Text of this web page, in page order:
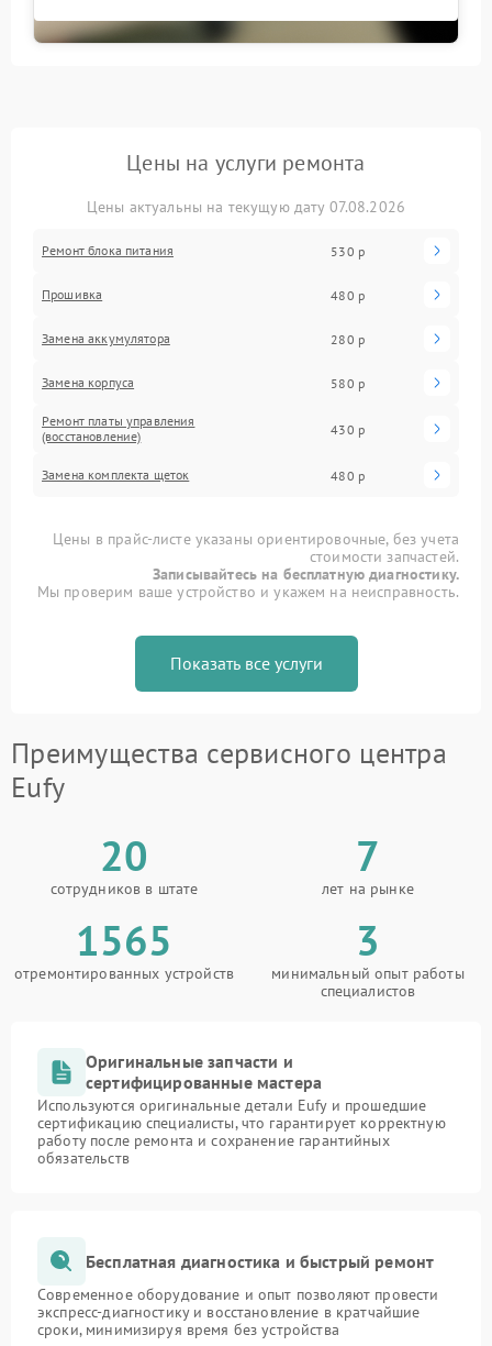
Цены на услуги ремонта
Цены актуальны на текущую дату 07.08.2026
Ремонт блока питания 530 р
Прошивка 480 р
Замена аккумулятора 280 р
Замена корпуса 580 р
Ремонт платы управления
(восстановление)
430 р
Замена комплекта щеток 480 р
Цены в прайс-листе указаны ориентировочные, без учета
стоимости запчастей.
Записывайтесь на бесплатную диагностику.
Мы проверим ваше устройство и укажем на неисправность.
Показать все услуги
Преимущества сервисного центра
Eufy
20
сотрудников в штате
7
лет на рынке
1565
отремонтированных устройств
3
минимальный опыт работы
специалистов
Оригинальные запчасти и
сертифицированные мастера
Используются оригинальные детали Eufy и прошедшие
сертификацию специалисты, что гарантирует корректную
работу после ремонта и сохранение гарантийных
обязательств
Бесплатная диагностика и быстрый ремонт
Современное оборудование и опыт позволяют провести
экспресс-диагностику и восстановление в кратчайшие
сроки, минимизируя время без устройства